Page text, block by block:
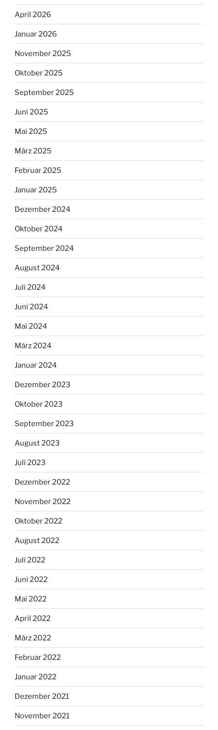
April 2026
Januar 2026
November 2025
Oktober 2025
September 2025
Juni 2025
Mai 2025
März 2025
Februar 2025
Januar 2025
Dezember 2024
Oktober 2024
September 2024
August 2024
Juli 2024
Juni 2024
Mai 2024
März 2024
Januar 2024
Dezember 2023
Oktober 2023
September 2023
August 2023
Juli 2023
Dezember 2022
November 2022
Oktober 2022
August 2022
Juli 2022
Juni 2022
Mai 2022
April 2022
März 2022
Februar 2022
Januar 2022
Dezember 2021
November 2021